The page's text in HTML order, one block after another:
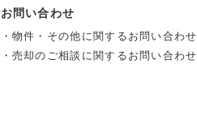
お問い合わせ
・物件・その他に関するお問い合わせ
・売却のご相談に関するお問い合わせ